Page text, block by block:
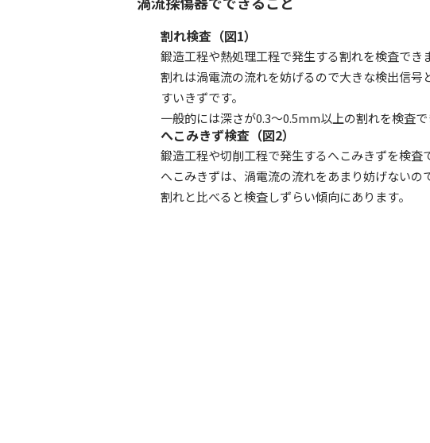
割れ検査（図1）
鍛造工程や熱処理工程で発生する割れを検査でき
割れは渦電流の流れを妨げるので大きな検出信号
すいきずです。
一般的には深さが0.3～0.5mm以上の割れを検査で
へこみきず検査（図2）
鍛造工程や切削工程で発生するへこみきずを検査
へこみきずは、渦電流の流れをあまり妨げないの
割れと比べると検査しずらい傾向にあります。